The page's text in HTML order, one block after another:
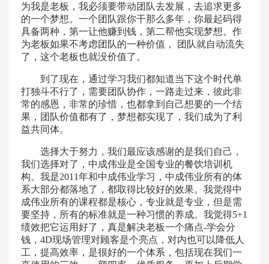
为我是老板，我必须要带动团队去发展，去追求更多
的一个梦想。一个团队跟你干那么多年，你最起码得
具备两种，第一让他赚到钱，第二帮他实现梦想。作
为老板如果不考虑团队的一种价值， 团队就自动流失
了，这个老板也就没价值了。
到了现在，通过学习我们都知道当下这个时代单
打独斗不行了，需要团队协作，一路走过来，彼此非
常的感恩，非常的珍惜，也都拿到自己想要的一个结
果，团队价值都有了，梦想都实现了，我们成为了利
益共同体。
选择大于努力，我们最应该感谢的是我们自己，
我们选择对了，中成伟业是全国专业的餐饮培训机
构。我是2011年和中成伟业学习，中成伟业所有的体
系大部分都落地了，都取得比较好的效果。我觉得中
成伟业所有的课程都是核心，专业就是专业，但是需
要坚持，所有的标准就是一种习惯的养成。我觉得5+1
绩效把它运用好了，真是解决老板一个痛点-学会分
钱，4D现场管理对顾客是个亮点，对内也可以降低人
工，提高效率，是很好的一个体系，包括现在我们一